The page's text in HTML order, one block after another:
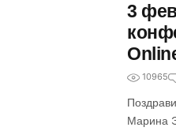
3
10965
Марина